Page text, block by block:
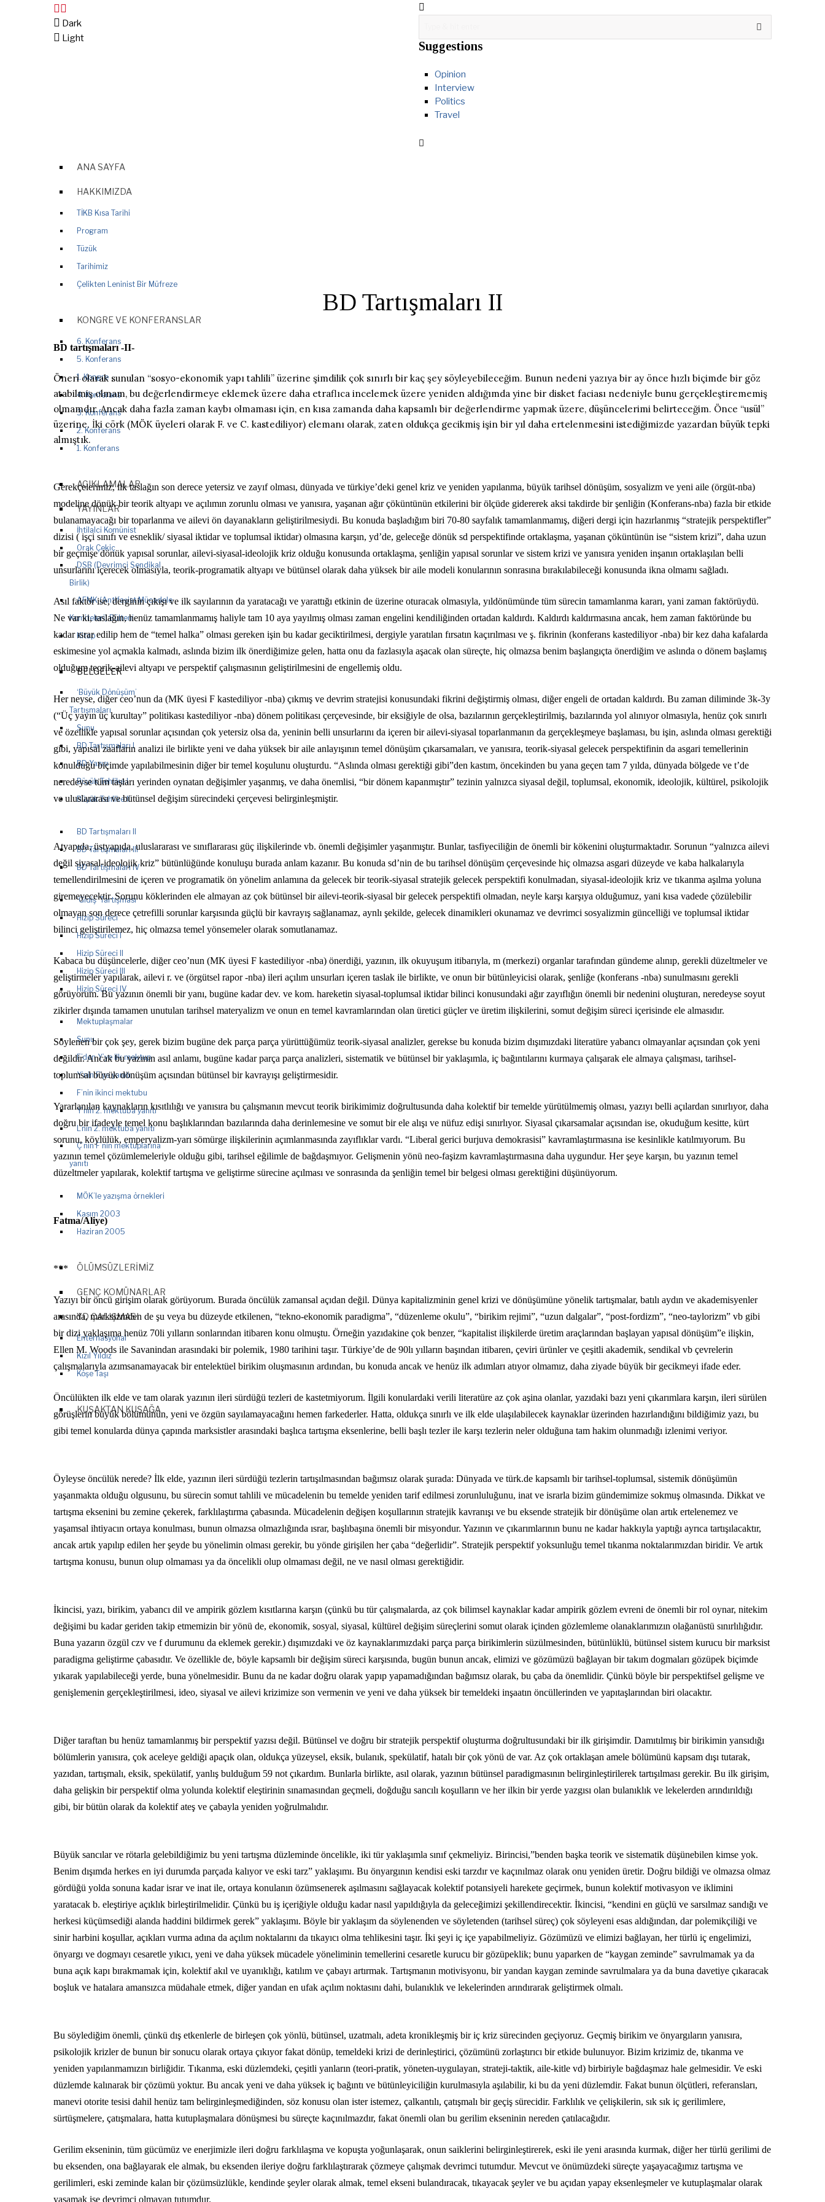
Dark
Light
Suggestions
Opinion
Interview
Politics
Travel
ANA SAYFA
HAKKIMIZDA
TİKB Kısa Tarihi
Program
Tüzük
Tarihimiz
Çelikten Leninist Bir Müfreze
KONGRE VE KONFERANSLAR
6. Konferans
5. Konferans
1. Kongre
4. Konferans
3. Konferans
2. Konferans
1. Konferans
AÇIKLAMALAR
YAYINLAR
İhtilalci Komünist
Orak Çekiç
DSB (Devrimci Sendikal
Birlik)
AFMK (Antifaşist Mücadele
Komiteleri) Bülteni
Kitap
BELGELER
‘Büyük Dönüşüm’
Tartışmaları
Sunu
BD Tartışmaları I
BD Yazısı
Büyük Tehlike I
Büyük Tehlike II
BD Tartışmaları II
BD Tartışmaları III
BD Tartışmaları IV
‘Gidiş’ Tartışması
Hizip Süreci
Hizip Süreci I
Hizip Süreci II
Hizip Süreci III
Hizip Süreci IV
Mektuplaşmalar
Sunu
F’den Y’ye ilk mektup
Y’nin F’ye yanıtı
F’nin ikinci mektubu
Y’nin 2. mektuba yanıtı
L’nin 2. mektuba yanıtı
Ç’nin F’nin mektuplarına
yanıtı
MÖK’le yazışma örnekleri
Kasım 2003
Haziran 2005
ÖLÜMSÜZLERIMIZ
GENÇ KOMÜNARLAR
YD ÇALIŞMASI
Enternasyonal
Kızıl Yıldız
Köşe Taşı
KUŞAKTAN KUŞAĞA
BD Tartışmaları II
BD tartışmaları -II-
Öneri olarak sunulan “sosyo-ekonomik yapı tahlili” üzerine şimdilik çok sınırlı bir kaç şey söyleyebileceğim. Bunun nedeni yazıya bir ay önce hızlı biçimde bir göz
atabilmiş olmam, bu değerlendirmeye eklemek üzere daha etraflıca incelemek üzere yeniden aldığımda yine bir disket faciası nedeniyle bunu gerçekleştirememiş
olmamdır. Ancak daha fazla zaman kaybı olmaması için, en kısa zamanda daha kapsamlı bir değerlendirme yapmak üzere, düşüncelerimi belirteceğim. Önce “usül”
üzerine. İki cörk (MÖK üyeleri olarak F. ve C. kastediliyor) elemanı olarak, zaten oldukça gecikmiş işin bir yıl daha ertelenmesini istediğimizde yazardan büyük tepki
almıştık.
Gerekçelerimiz, ilk taslağın son derece yetersiz ve zayıf olması, dünyada ve türkiye’deki genel kriz ve yeniden yapılanma, büyük tarihsel dönüşüm, sosyalizm ve yeni aile (örgüt-nba)
modeline dönük bir teorik altyapı ve açılımın zorunlu olması ve yanısıra, yaşanan ağır çöküntünün etkilerini bir ölçüde gidererek aksi takdirde bir şenliğin (Konferans-nba) fazla bir etkide
bulanamayacağı bir toparlanma ve ailevi ön dayanakların geliştirilmesiydi. Bu konuda başladığım biri 70-80 sayfalık tamamlanmamış, diğeri dergi için hazırlanmış “stratejik perspektifler”
dizisi ( işçi sınıfı ve esneklik/ siyasal iktidar ve toplumsal iktidar) olmasına karşın, yd’de, geleceğe dönük sd perspektifinde ortaklaşma, yaşanan çöküntünün ise “sistem krizi”, daha uzun
bir geçmişe dönük yapısal sorunlar, ailevi-siyasal-ideolojik kriz olduğu konusunda ortaklaşma, şenliğin yapısal sorunlar ve sistem krizi ve yanısıra yeniden inşanın ortaklaşılan belli
unsurlarını içerecek olmasıyla, teorik-programatik altyapı ve bütünsel olarak daha yüksek bir aile modeli konularının sonrasına bırakılabileceği konusunda ikna olmamı sağladı.
Asıl faktör ise, derginin çıkışı ve ilk sayılarının da yaratacağı ve yarattığı etkinin de üzerine oturacak olmasıyla, yıldönümünde tüm sürecin tamamlanma kararı, yani zaman faktörüydü.
Ne var ki, taslağın, henüz tamamlanmamış haliyle tam 10 aya yayılmış olması zaman engelini kendiliğinden ortadan kaldırdı. Kaldırdı kaldırmasına ancak, hem zaman faktöründe bu
kadar ısrar edilip hem de “temel halka” olması gereken işin bu kadar geciktirilmesi, dergiyle yaratılan fırsatın kaçırılması ve ş. fikrinin (konferans kastediliyor -nba) bir kez daha kafalarda
eskimesine yol açmakla kalmadı, aslında bizim ilk önerdiğimize gelen, hatta onu da fazlasıyla aşacak olan süreçte, hiç olmazsa benim başlangıçta önerdiğim ve aslında o dönem başlamış
olduğum teorik-ailevi altyapı ve perspektif çalışmasının geliştirilmesini de engellemiş oldu.
Her neyse, diğer ceo’nun da (MK üyesi F kastediliyor -nba) çıkmış ve devrim stratejisi konusundaki fikrini değiştirmiş olması, diğer engeli de ortadan kaldırdı. Bu zaman diliminde 3k-3y
(“Üç yayın üç kurultay” politikası kastediliyor -nba) dönem politikası çerçevesinde, bir eksiğiyle de olsa, bazılarının gerçekleştirilmiş, bazılarında yol alınıyor olmasıyla, henüz çok sınırlı
ve özellikle yapısal sorunlar açısından çok yetersiz olsa da, yeninin belli unsurlarını da içeren bir ailevi-siyasal toparlanmanın da gerçekleşmeye başlaması, bu işin, aslında olması gerektiği
gibi, yapısal zaafların analizi ile birlikte yeni ve daha yüksek bir aile anlayışının temel dönüşüm çıkarsamaları, ve yanısıra, teorik-siyasal gelecek perspektifinin da asgari temellerinin
konulduğu biçimde yapılabilmesinin diğer bir temel koşulunu oluşturdu. “Aslında olması gerektiği gibi”den kastım, öncekinden bu yana geçen tam 7 yılda, dünyada bölgede ve t’de
neredeyse tüm taşları yerinden oynatan değişimler yaşanmış, ve daha önemlisi, “bir dönem kapanmıştır” tezinin yalnızca siyasal değil, toplumsal, ekonomik, ideolojik, kültürel, psikolojik
ve uluslararası ve bütünsel değişim sürecindeki çerçevesi belirginleşmiştir.
Atyapıda, üstyapıda, uluslararası ve sınıflararası güç ilişkilerinde vb. önemli değişimler yaşanmıştır. Bunlar, tasfiyeciliğin de önemli bir kökenini oluşturmaktadır. Sorunun “yalnızca ailevi
değil siyasal-ideolojik kriz” bütünlüğünde konuluşu burada anlam kazanır. Bu konuda sd’nin de bu tarihsel dönüşüm çerçevesinde hiç olmazsa asgari düzeyde ve kaba halkalarıyla
temellendirilmesini de içeren ve programatik ön yönelim anlamına da gelecek bir teorik-siyasal stratejik gelecek perspektifi konulmadan, siyasal-ideolojik kriz ve tıkanma aşılma yoluna
giremeyecektir. Sorunu köklerinden ele almayan az çok bütünsel bir ailevi-teorik-siyasal bir gelecek perspektifi olmadan, neyle karşı karşıya olduğumuz, yani kısa vadede çözülebilir
olmayan son derece çetrefilli sorunlar karşısında güçlü bir kavrayış sağlanamaz, aynlı şekilde, gelecek dinamikleri okunamaz ve devrimci sosyalizmin güncelliği ve toplumsal iktidar
bilinci geliştirilemez, hiç olmazsa temel yönsemeler olarak somutlanamaz.
Kabaca bu düşüncelerle, diğer ceo’nun (MK üyesi F kastediliyor -nba) önerdiği, yazının, ilk okuyuşum itibarıyla, m (merkezi) organlar tarafından gündeme alınıp, gerekli düzeltmeler ve
geliştirmeler yapılarak, ailevi r. ve (örgütsel rapor -nba) ileri açılım unsurları içeren taslak ile birlikte, ve onun bir bütünleyicisi olarak, şenliğe (konferans -nba) sunulmasını gerekli
görüyorum. Bu yazının önemli bir yanı, bugüne kadar dev. ve kom. hareketin siyasal-toplumsal iktidar bilinci konusundaki ağır zayıflığın önemli bir nedenini oluşturan, neredeyse soyut
zikirler dışında tamamen unutulan tarihsel materyalizm ve onun en temel kavramlarından olan üretici güçler ve üretim ilişkilerini, somut değişim süreci içerisinde ele almasıdır.
Söylenen bir çok şey, gerek bizim bugüne dek parça parça yürüttüğümüz teorik-siyasal analizler, gerekse bu konuda bizim dışımızdaki literatüre yabancı olmayanlar açısından çok yeni
değildir. Ancak bu yazının asıl anlamı, bugüne kadar parça parça analizleri, sistematik ve bütünsel bir yaklaşımla, iç bağıntılarını kurmaya çalışarak ele almaya çalışması, tarihsel-
toplumsal büyük dönüşüm açısından bütünsel bir kavrayışı geliştirmesidir.
Yararlanılan kaynakların kısıtlılığı ve yanısıra bu çalışmanın mevcut teorik birikimimiz doğrultusunda daha kolektif bir temelde yürütülmemiş olması, yazıyı belli açılardan sınırlıyor, daha
doğru bir ifadeyle temel konu başlıklarından bazılarında daha derinlemesine ve somut bir ele alışı ve nüfuz edişi sınırlıyor. Siyasal çıkarsamalar açısından ise, okuduğum kesitte, kürt
sorunu, köylülük, emperyalizm-yarı sömürge ilişkilerinin açımlanmasında zayıflıklar vardı. “Liberal gerici burjuva demokrasisi” kavramlaştırmasına ise kesinlikle katılmıyorum. Bu
yazının temel çözümlemeleriyle olduğu gibi, tarihsel eğilimle de bağdaşmıyor. Gelişmenin yönü neo-faşizm kavramlaştırmasına daha uygundur. Her şeye karşın, bu yazının temel
düzeltmeler yapılarak, kolektif tartışma ve geliştirme sürecine açılması ve sonrasında da şenliğin temel bir belgesi olması gerektiğini düşünüyorum.
Fatma/Aliye)
***
Yazıyı bir öncü girişim olarak görüyorum. Burada öncülük zamansal açıdan değil. Dünya kapitalizminin genel krizi ve dönüşümüne yönelik tartışmalar, batılı aydın ve akademisyenler
arasında, marksizmden de şu veya bu düzeyde etkilenen, “tekno-ekonomik paradigma”, “düzenleme okulu”, “birikim rejimi”, “uzun dalgalar”, “post-fordizm”, “neo-taylorizm” vb gibi
bir dizi yaklaşıma henüz 70li yılların sonlarından itibaren konu olmuştu. Örneğin yazıdakine çok benzer, “kapitalist ilişkilerde üretim araçlarından başlayan yapısal dönüşüm”e ilişkin,
Ellen M. Woods ile Savanindan arasındaki bir polemik, 1980 tarihini taşır. Türkiye’de de 90lı yılların başından itibaren, çeviri ürünler ve çeşitli akademik, sendikal vb çevrelerin
çalışmalarıyla azımsanamayacak bir entelektüel birikim oluşmasının ardından, bu konuda ancak ve henüz ilk adımları atıyor olmamız, daha ziyade büyük bir gecikmeyi ifade eder.
Öncülükten ilk elde ve tam olarak yazının ileri sürdüğü tezleri de kastetmiyorum. İlgili konulardaki verili literatüre az çok aşina olanlar, yazıdaki bazı yeni çıkarımlara karşın, ileri sürülen
görüşlerin büyük bölümünün, yeni ve özgün sayılamayacağını hemen farkederler. Hatta, oldukça sınırlı ve ilk elde ulaşılabilecek kaynaklar üzerinden hazırlandığını bildiğimiz yazı, bu
gibi temel konularda dünya çapında marksistler arasındaki başlıca tartışma eksenlerine, belli başlı tezler ile karşı tezlerin neler olduğuna tam hakim olunmadığı izlenimi veriyor.
Öyleyse öncülük nerede? İlk elde, yazının ileri sürdüğü tezlerin tartışılmasından bağımsız olarak şurada: Dünyada ve türk.de kapsamlı bir tarihsel-toplumsal, sistemik dönüşümün
yaşanmakta olduğu olgusunu, bu sürecin somut tahlili ve mücadelenin bu temelde yeniden tarif edilmesi zorunluluğunu, inat ve israrla bizim gündemimize sokmuş olmasında. Dikkat ve
tartışma eksenini bu zemine çekerek, farklılaştırma çabasında. Mücadelenin değişen koşullarının stratejik kavranışı ve bu eksende stratejik bir dönüşüme olan artık ertelenemez ve
yaşamsal ihtiyacın ortaya konulması, bunun olmazsa olmazlığında ısrar, başlıbaşına önemli bir misyondur. Yazının ve çıkarımlarının bunu ne kadar hakkıyla yaptığı ayrıca tartışılacaktır,
ancak artık yapılıp edilen her şeyde bu yönelimin olması gerekir, bu yönde girişilen her çaba “değerlidir”. Stratejik perspektif yoksunluğu temel tıkanma noktalarımızdan biridir. Ve artık
tartışma konusu, bunun olup olmaması ya da öncelikli olup olmaması değil, ne ve nasıl olması gerektiğidir.
İkincisi, yazı, birikim, yabancı dil ve ampirik gözlem kısıtlarına karşın (çünkü bu tür çalışmalarda, az çok bilimsel kaynaklar kadar ampirik gözlem evreni de önemli bir rol oynar, nitekim
değişimi bu kadar geriden takip etmemizin bir yönü de, ekonomik, sosyal, siyasal, kültürel değişim süreçlerini somut olarak içinden gözlemleme olanaklarımızın olağanüstü sınırlılığıdır.
Buna yazarın özgül czv ve f durumunu da eklemek gerekir.) dışımızdaki ve öz kaynaklarımızdaki parça parça birikimlerin süzülmesinden, bütünlüklü, bütünsel sistem kurucu bir marksist
paradigma geliştirme çabasıdır. Ve özellikle de, böyle kapsamlı bir değişim süreci karşısında, bugün bunun ancak, elimizi ve gözümüzü bağlayan bir takım dogmaları gözüpek biçimde
yıkarak yapılabileceği yerde, buna yönelmesidir. Bunu da ne kadar doğru olarak yapıp yapamadığından bağımsız olarak, bu çaba da önemlidir. Çünkü böyle bir perspektifsel gelişme ve
genişlemenin gerçekleştirilmesi, ideo, siyasal ve ailevi krizimize son vermenin ve yeni ve daha yüksek bir temeldeki inşaatın öncüllerinden ve yapıtaşlarından biri olacaktır.
Diğer taraftan bu henüz tamamlanmış bir perspektif yazısı değil. Bütünsel ve doğru bir stratejik perspektif oluşturma doğrultusundaki bir ilk girişimdir. Damıtılmış bir birikimin yansıdığı
bölümlerin yanısıra, çok aceleye geldiği apaçık olan, oldukça yüzeysel, eksik, bulanık, spekülatif, hatalı bir çok yönü de var. Az çok ortaklaşan amele bölümünü kapsam dışı tutarak,
yazıdan, tartışmalı, eksik, spekülatif, yanlış bulduğum 59 not çıkardım. Bunlarla birlikte, asıl olarak, yazının bütünsel paradigmasının belirginleştirilerek tartışılması gerekir. Bu ilk girişim,
daha gelişkin bir perspektif olma yolunda kolektif eleştirinin sınamasından geçmeli, doğduğu sancılı koşulların ve her ilkin bir yerde yazgısı olan bulanıklık ve lekelerden arındırıldığı
gibi, bir bütün olarak da kolektif ateş ve çabayla yeniden yoğrulmalıdır.
Büyük sancılar ve rötarla gelebildiğimiz bu yeni tartışma düzleminde öncelikle, iki tür yaklaşımla sınıf çekmeliyiz. Birincisi,”benden başka teorik ve sistematik düşünebilen kimse yok.
Benim dışımda herkes en iyi durumda parçada kalıyor ve eski tarz” yaklaşımı. Bu önyargının kendisi eski tarzdır ve kaçınılmaz olarak onu yeniden üretir. Doğru bildiği ve olmazsa olmaz
gördüğü yolda sonuna kadar israr ve inat ile, ortaya konulanın özümsenerek aşılmasını sağlayacak kolektif potansiyeli harekete geçirmek, bunun kolektif motivasyon ve iklimini
yaratacak b. eleştiriye açıklık birleştirilmelidir. Çünkü bu iş içeriğiyle olduğu kadar nasıl yapıldığıyla da geleceğimizi şekillendirecektir. İkincisi, “kendini en güçlü ve sarsılmaz sandığı ve
herkesi küçümsediği alanda haddini bildirmek gerek” yaklaşımı. Böyle bir yaklaşım da söylenenden ve söyletenden (tarihsel süreç) çok söyleyeni esas aldığından, dar polemikçiliği ve
sinir harbini koşullar, açıkları vurma adına da açılım noktalarını da tıkayıcı olma tehlikesini taşır. İki şeyi iç içe yapabilmeliyiz. Gözümüzü ve elimizi bağlayan, her türlü iç engelimizi,
önyargı ve dogmayı cesaretle yıkıcı, yeni ve daha yüksek mücadele yöneliminin temellerini cesaretle kurucu bir gözüpeklik; bunu yaparken de “kaygan zeminde” savrulmamak ya da
buna açık kapı bırakmamak için, kolektif akıl ve uyanıklığı, katılım ve çabayı artırmak. Tartışmanın motivisyonu, bir yandan kaygan zeminde savrulmalara ya da buna davetiye çıkaracak
boşluk ve hatalara amansızca müdahale etmek, diğer yandan en ufak açılım noktasını dahi, bulanıklık ve lekelerinden arındırarak geliştirmek olmalı.
Bu söylediğim önemli, çünkü dış etkenlerle de birleşen çok yönlü, bütünsel, uzatmalı, adeta kronikleşmiş bir iç kriz sürecinden geçiyoruz. Geçmiş birikim ve önyargıların yanısıra,
psikolojik krizler de bunun bir sonucu olarak ortaya çıkıyor fakat dönüp, temeldeki krizi de derinleştirici, çözümünü zorlaştırıcı bir etkide bulunuyor. Bizim krizimiz de, tıkanma ve
yeniden yapılanmamızın birliğidir. Tıkanma, eski düzlemdeki, çeşitli yanların (teori-pratik, yöneten-uygulayan, strateji-taktik, aile-kitle vd) birbiriyle bağdaşmaz hale gelmesidir. Ve eski
düzlemde kalınarak bir çözümü yoktur. Bu ancak yeni ve daha yüksek iç bağıntı ve bütünleyiciliğin kurulmasıyla aşılabilir, ki bu da yeni düzlemdir. Fakat bunun ölçütleri, referansları,
manevi otorite tesisi dahil henüz tam belirginleşmediğinden, söz konusu olan ister istemez, çalkantılı, çatışmalı bir geçiş sürecidir. Farklılık ve çelişkilerin, sık sık iç gerilimlere,
sürtüşmelere, çatışmalara, hatta kutuplaşmalara dönüşmesi bu süreçte kaçınılmazdır, fakat önemli olan bu gerilim ekseninin nereden çatılacağıdır.
Gerilim ekseninin, tüm gücümüz ve enerjimizle ileri doğru farklılaşma ve kopuşta yoğunlaşarak, onun saiklerini belirginleştirerek, eski ile yeni arasında kurmak, diğer her türlü gerilimi de
bu eksenden, ona bağlayarak ele almak, bu eksenden ileriye doğru farklılaştırarak çözmeye çalışmak devrimci tutumdur. Mevcut ve önümüzdeki süreçte yaşayacağımız tartışma ve
gerilimleri, eski zeminde kalan bir çözümsüzlükle, kendinde şeyler olarak almak, temel ekseni bulandıracak, tıkayacak şeyler ve bu açıdan yapay eksenleşmeler ve kutuplaşmalar olarak
yaşamak ise devrimci olmayan tutumdur.